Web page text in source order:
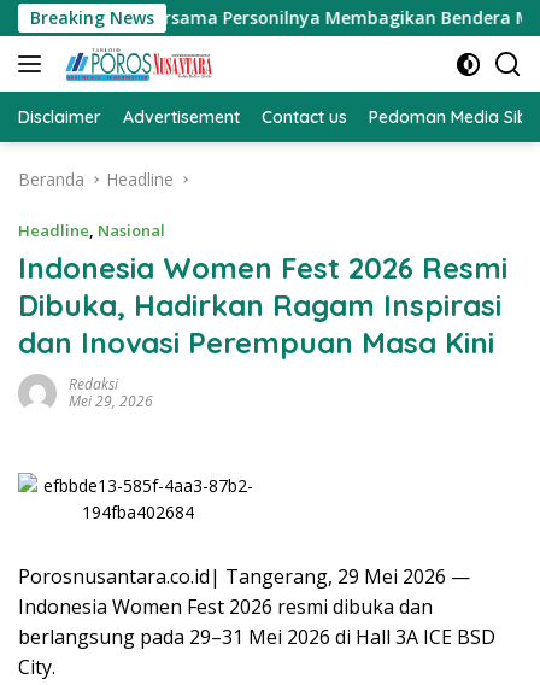
Langsung
ke
konten
Breaking News
bersama Personilnya Membagikan Bendera Merah Putih
Disclaimer Advertisement Contact us Pedoman Media
Beranda Headline
Headline, Nasional
Indonesia Women Fest 2026 Resmi
Dibuka, Hadirkan Ragam Inspirasi
dan Inovasi Perempuan Masa Kini
Redaksi
Mei 29, 2026
Porosnusantara.co.id| Tangerang, 29 Mei 2026 —
Indonesia Women Fest 2026 resmi dibuka dan
berlangsung pada 29–31 Mei 2026 di Hall 3A ICE BSD
City.